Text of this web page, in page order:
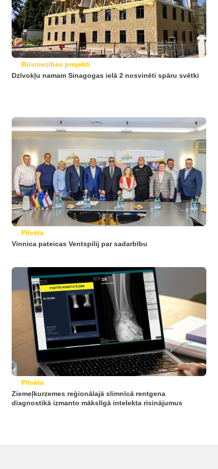
Būvniecības projekti
Dzīvokļu namam Sinagogas ielā 2 nosvinēti spāru svētki
Pilsēta
Vinnica pateicas Ventspilij par sadarbību
Pilsēta
Ziemeļkurzemes reģionālajā slimnīcā rentgena
diagnostikā izmanto mākslīgā intelekta risinājumus